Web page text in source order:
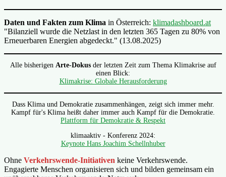
Daten und Fakten zum Klima in Österreich: klimadashboard.at
"Bilanziell wurde die Netzlast in den letzten 365 Tagen zu 80% von
Erneuerbaren Energien abgedeckt." (13.08.2025)
Alle bisherigen Arte-Dokusder letzten Zeit zum Thema Klimakrise auf
einen Blick:
Klimakrise: Globale Herausforderung
Dass Klima und Demokratie zusammenhängen, zeigt sich immer mehr.
Kampf für's Klima heißt daher immer auch Kampf für die Demokratie.
Plattform für Demokratie & Respekt
klimaaktiv - Konferenz 2024:
Keynote Hans Joachim Schellnhuber
Ohne Verkehrswende-Initiativen keine Verkehrswende.
Engagierte Menschen organisieren sich und bilden gemeinsam ein